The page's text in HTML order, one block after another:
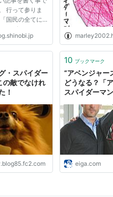
行って参りま
国民の全てに
！ ビデオレン
する継続的地位
・スパイダーマ
・スパイダー
の敵でなけれ
！
10 ブックマーク
“アベンジャー
どうなる？「
スパイダーマ
映画.com
eiga.com